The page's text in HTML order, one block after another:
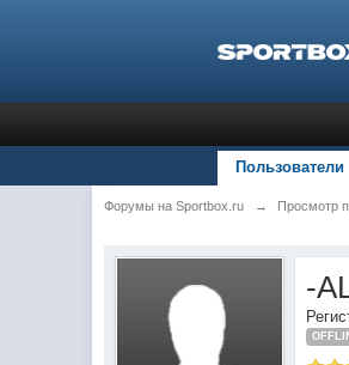
Пользователи
Форумы на Sportbox.ru → Просмотр
-